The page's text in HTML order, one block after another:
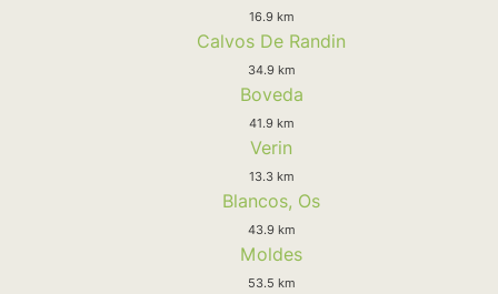
16.9 km
Calvos De Randin
34.9 km
Boveda
41.9 km
Verin
13.3 km
Blancos, Os
43.9 km
Moldes
53.5 km